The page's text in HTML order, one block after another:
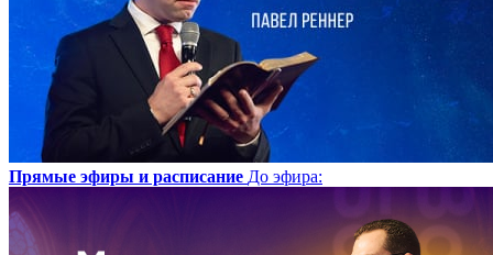
Прямые эфиры и расписание До эфира: